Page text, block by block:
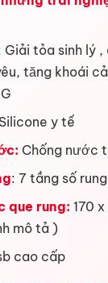
Giải tỏa sinh lý ,
tăng khoái
Silicone y tế
Chống nước
: 7 tầng số rung
que rung: 170
mô tả )
cao cấp